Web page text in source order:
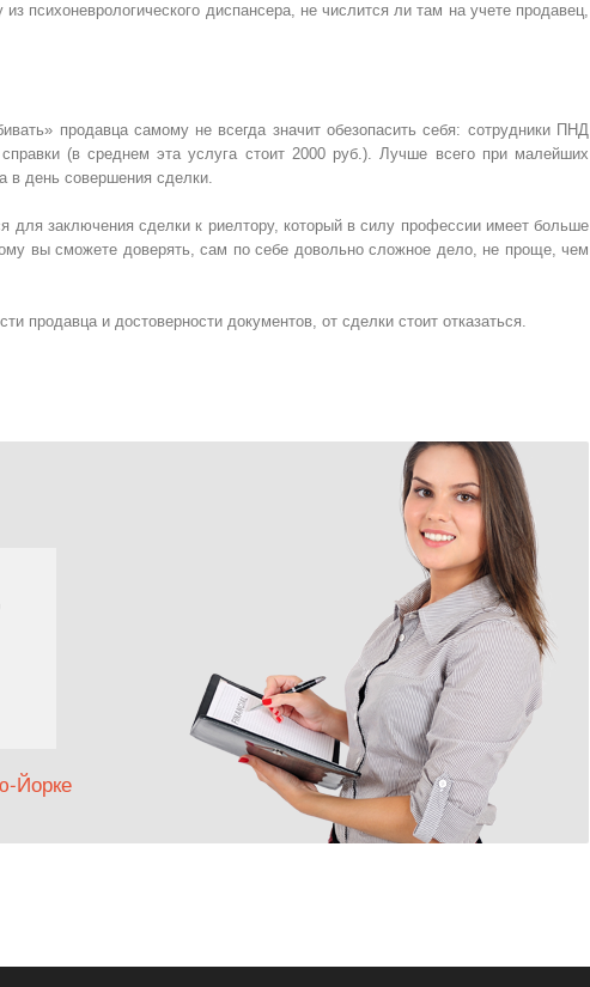
психоневрологического диспансера, не числится ли там на учете продавец,
продавца самому не всегда значит обезопасить себя: сотрудники ПНД
(в среднем эта услуга стоит 2000 руб.). Лучше всего при малейших
в день совершения сделки.
для заключения сделки к риелтору, который в силу профессии имеет больше
вы сможете доверять, сам по себе довольно сложное дело, не проще, чем
продавца и достоверности документов, от сделки стоит отказаться.
Йорке